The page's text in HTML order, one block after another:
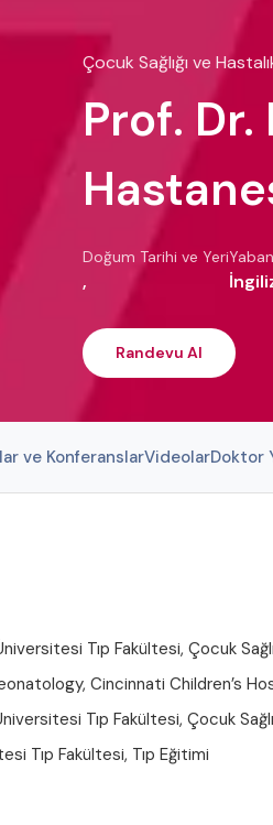
Çocuk Sağlığı ve
Prof.
Doğum Tarihi ve Yeri
,
Randevu Al
ve KonferanslarVideolarDoktor
Tıp Fakültesi, Çocuk
Cincinnati Children’s
Tıp Fakültesi, Çocuk
Tıp Fakültesi, Tıp Eğitimi